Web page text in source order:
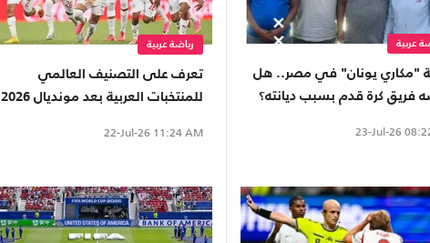
عربية
"مكاري يونان" في مصر.. هل
فريق كرة قدم بسبب ديانته؟
23-Jul-26
رياضة عربية
تعرف على التصنيف العالمي
للمنتخبات العربية بعد مونديال 2026
22-Jul-26 11:24 AM